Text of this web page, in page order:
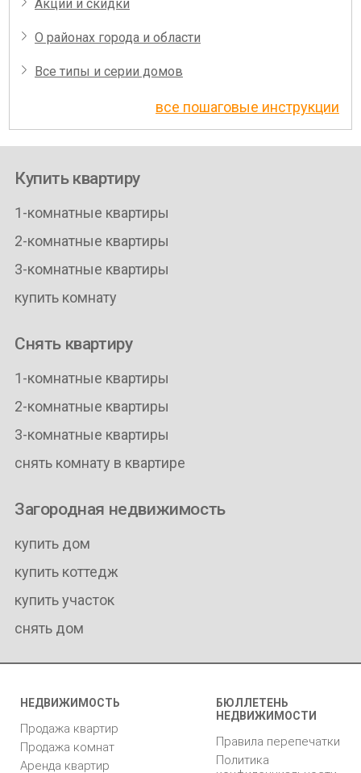
Акции и скидки
О районах города и области
Все типы и серии домов
все пошаговые инструкции
Купить квартиру
1-комнатные квартиры
2-комнатные квартиры
3-комнатные квартиры
купить комнату
Снять квартиру
1-комнатные квартиры
2-комнатные квартиры
3-комнатные квартиры
снять комнату в квартире
Загородная недвижимость
купить дом
купить коттедж
купить участок
снять дом
НЕДВИЖИМОСТЬ
Продажа квартир
Продажа комнат
Аренда квартир
БЮЛЛЕТЕНЬ
НЕДВИЖИМОСТИ
Правила перепечатки
Политика